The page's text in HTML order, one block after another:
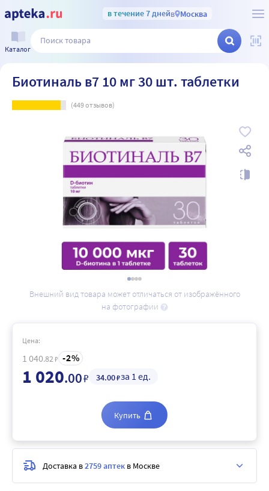
в течение 7 днейв Москва
Каталог
Биотиналь в7 10 мг 30 шт. таблетки
(449отзывов)
Внешний вид товара может отличаться от изображённого
на фотографии
Цена:
1 040.82 ₽ 2
1 020.00₽ 34.00₽за 1 ед.
Купить
Доставка в2759 аптек в Москве